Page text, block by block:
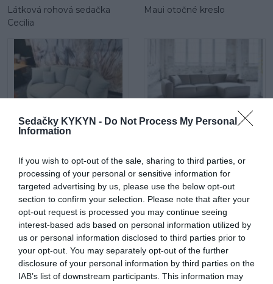
Sedačky KYKYN - Do Not Process My Personal
Information
If you wish to opt-out of the sale, sharing to third parties, or
processing of your personal or sensitive information for
targeted advertising by us, please use the below opt-out
section to confirm your selection. Please note that after your
opt-out request is processed you may continue seeing
interest-based ads based on personal information utilized by
us or personal information disclosed to third parties prior to
your opt-out. You may separately opt-out of the further
disclosure of your personal information by third parties on the
IAB’s list of downstream participants. This information may
Látková rohová sedačka
Cecilia
Maui otočné kreslo
Maui mega 2 sed
Be comfy v koži
Látková rohová sedačka
Lumber Jack s otomanom